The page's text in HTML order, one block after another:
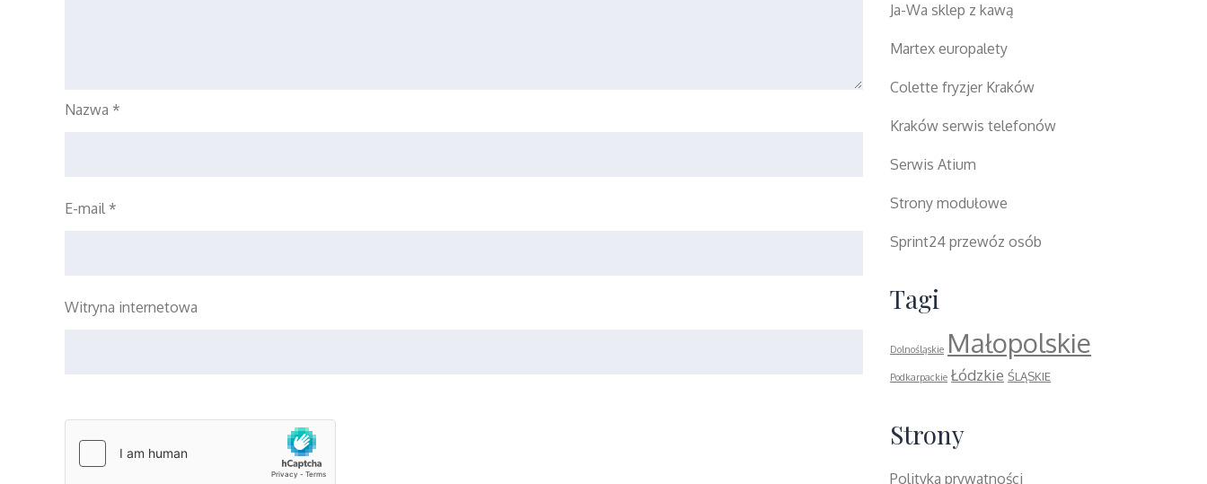
Nazwa *
E-mail *
Witryna internetowa
Ja-Wa sklep z kawą
Martex europalety
Colette fryzjer Kraków
Kraków serwis telefonów
Serwis Atium
Strony modułowe
Sprint24 przewóz osób
Tagi
Dolnośląskie Małopolskie
Podkarpackie Łódzkie ŚLĄSKIE
Strony
Polityka prywatności